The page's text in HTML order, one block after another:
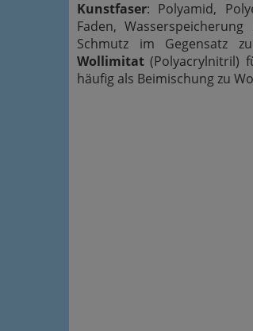
Kunstfaser: Polyamid,
Faden,
Schmutz im Gegensatz
Wollimitat (Polyacrylnitril)
häufig als Beimischung zu